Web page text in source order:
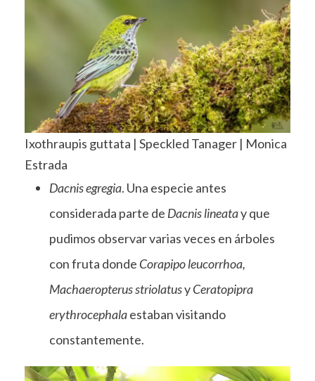
Ixothraupis guttata | Speckled Tanager | Monica
Estrada
Dacnis egregia. Una especie antes
considerada parte de Dacnis lineatay que
pudimos observar varias veces en árboles
con fruta donde Corapipo leucorrhoa,
Machaeropterus striolatusyCeratopipra
erythrocephalaestaban visitando
constantemente.